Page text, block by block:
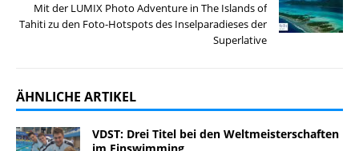
Mit der LUMIX Photo Adventure in The Islands of
Tahiti zu den Foto-Hotspots des Inselparadieses der
Superlative
ÄHNLICHE ARTIKEL
VDST: Drei Titel bei den Weltmeisterschaften